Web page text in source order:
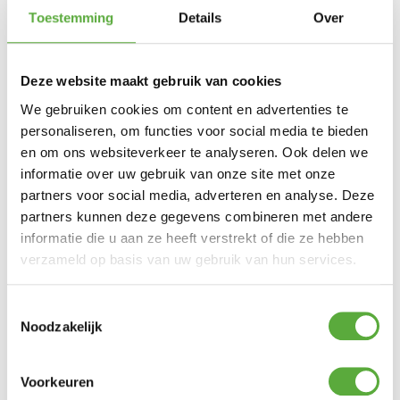
Toestemming Details Over
Deze website maakt gebruik van cookies
We gebruiken cookies om content en advertenties te
personaliseren, om functies voor social media te bieden
en om ons websiteverkeer te analyseren. Ook delen we
informatie over uw gebruik van onze site met onze
partners voor social media, adverteren en analyse. Deze
partners kunnen deze gegevens combineren met andere
informatie die u aan ze heeft verstrekt of die ze hebben
verzameld op basis van uw gebruik van hun services.
Noodzakelijk
Voorkeuren
Snelle verzending & levering aan huis